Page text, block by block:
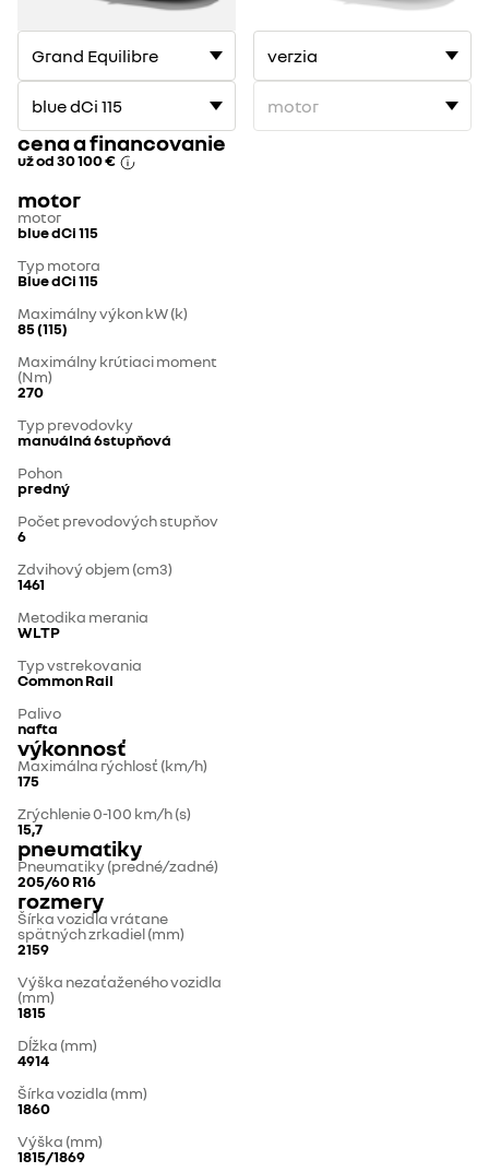
cena a financovanie
už od30 100 €
motor
motor
blue dCi 115
Typ motora
Blue dCi 115
Maximálny výkon kW (k)
85 (115)
Maximálny krútiaci moment
(Nm)
270
Typ prevodovky
manuálná 6stupňová
Pohon
predný
Počet prevodových stupňov
6
Zdvihový objem (cm3)
1461
Metodika merania
WLTP
Typ vstrekovania
Common Rail
Palivo
nafta
výkonnosť
Maximálna rýchlosť (km/h)
175
Zrýchlenie 0-100 km/h (s)
15,7
pneumatiky
Pneumatiky (predné/zadné)
205/60 R16
rozmery
Šírka vozidla vrátane
spätných zrkadiel (mm)
2159
Výška nezaťaženého vozidla
(mm)
1815
Dĺžka (mm)
4914
Šírka vozidla (mm)
1860
Výška (mm)
1815/1869